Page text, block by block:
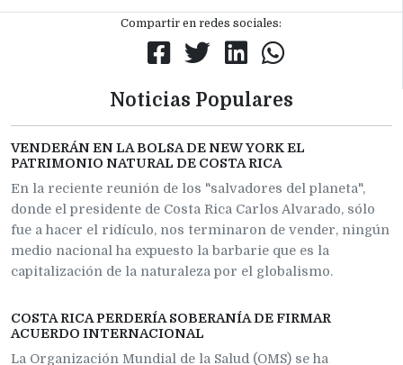
Compartir en redes sociales:
Noticias Populares
VENDERÁN EN LA BOLSA DE NEW YORK EL
PATRIMONIO NATURAL DE COSTA RICA
En la reciente reunión de los "salvadores del planeta",
donde el presidente de Costa Rica Carlos Alvarado, sólo
fue a hacer el ridículo, nos terminaron de vender, ningún
medio nacional ha expuesto la barbarie que es la
capitalización de la naturaleza por el globalismo.
COSTA RICA PERDERÍA SOBERANÍA DE FIRMAR
ACUERDO INTERNACIONAL
La Organización Mundial de la Salud (OMS) se ha